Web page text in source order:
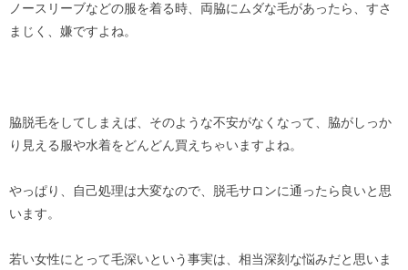
ノースリーブなどの服を着る時、両脇にムダな毛があったら、すさ
まじく、嫌ですよね。
脇脱毛をしてしまえば、そのような不安がなくなって、脇がしっか
り見える服や水着をどんどん買えちゃいますよね。
やっぱり、自己処理は大変なので、脱毛サロンに通ったら良いと思
います。
若い女性にとって毛深いという事実は、相当深刻な悩みだと思いま